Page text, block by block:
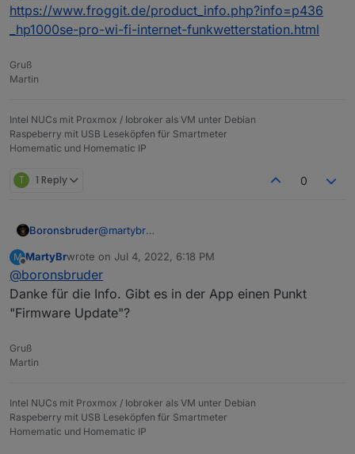
https://www.froggit.de/product_info.php?info=p436
_hp1000se-pro-wi-fi-internet-funkwetterstation.html
Gruß
Martin
Intel NUCs mit Proxmox / Iobroker als VM unter Debian
Raspeberry mit USB Leseköpfen für Smartmeter
Homematic und Homematic IP
T 1 Reply 0
Boronsbruder@martybr
App, da ich gar kein Display habe.
Woher hast du die Info mit der v1.7.8?
M
Offline
MartyBrwrote on Jul 4, 2022, 6:18 PM
last edited by
@boronsbruder
Danke für die Info. Gibt es in der App einen Punkt
"Firmware Update"?
Gruß
Martin
Intel NUCs mit Proxmox / Iobroker als VM unter Debian
Raspeberry mit USB Leseköpfen für Smartmeter
Homematic und Homematic IP